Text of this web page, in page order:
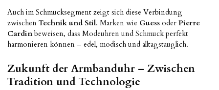
Auch im Schmucksegment zeigt sich diese Verbindung
zwischen Technik und Stil. Marken wie Guess oder Pierre
Cardinbeweisen, dass Modeuhren und Schmuck perfekt
harmonieren können – edel, modisch und alltagstauglich.
Zukunft der Armbanduhr – Zwischen
Tradition und Technologie